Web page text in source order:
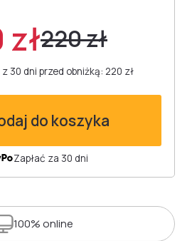
zł220 zł
30 dni przed obniżką: 220 zł
do koszyka
Zapłać za 30 dni
100%online